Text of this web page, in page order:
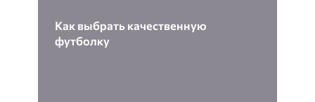
Как выбрать качественную
футболку